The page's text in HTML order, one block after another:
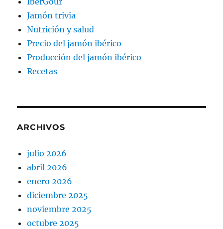
Jamón trivia
Nutrición y salud
Precio del jamón ibérico
Producción del jamón ibérico
Recetas
ARCHIVOS
julio 2026
abril 2026
enero 2026
diciembre 2025
noviembre 2025
octubre 2025